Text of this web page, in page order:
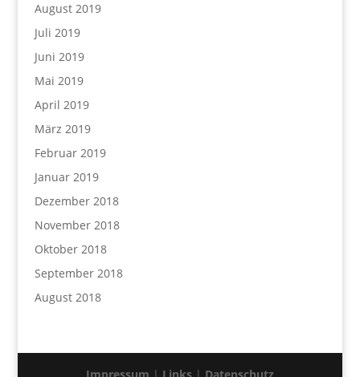
August 2019
Juli 2019
Juni 2019
Mai 2019
April 2019
März 2019
Februar 2019
Januar 2019
Dezember 2018
November 2018
Oktober 2018
September 2018
August 2018